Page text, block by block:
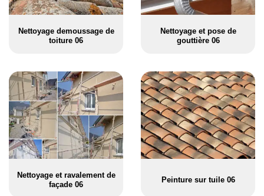
Nettoyage demoussage de
toiture 06
Nettoyage et pose de
gouttière 06
Nettoyage et ravalement de
façade 06
Peinture sur tuile 06